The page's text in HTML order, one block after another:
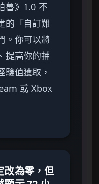
魯》1.0 不
的「自訂難
。你可以將
提高你的捕
驗值獲取，
或 Xbox
改為零，但